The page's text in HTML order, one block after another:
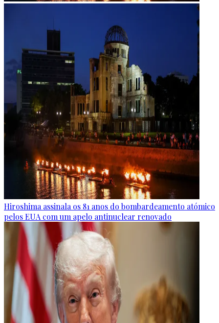
Hiroshima assinala os 81 anos do bombardeamento atómico
pelos EUA com um apelo antinuclear renovado